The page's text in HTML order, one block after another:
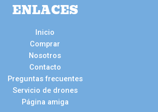
ENLACES
Inicio
Comprar
Nosotros
Contacto
Preguntas frecuentes
Servicio de drones
Página amiga